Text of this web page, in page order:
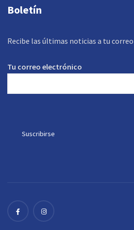
Boletín
Recibe las últimas noticias a tu correo
Tu correo electrónico